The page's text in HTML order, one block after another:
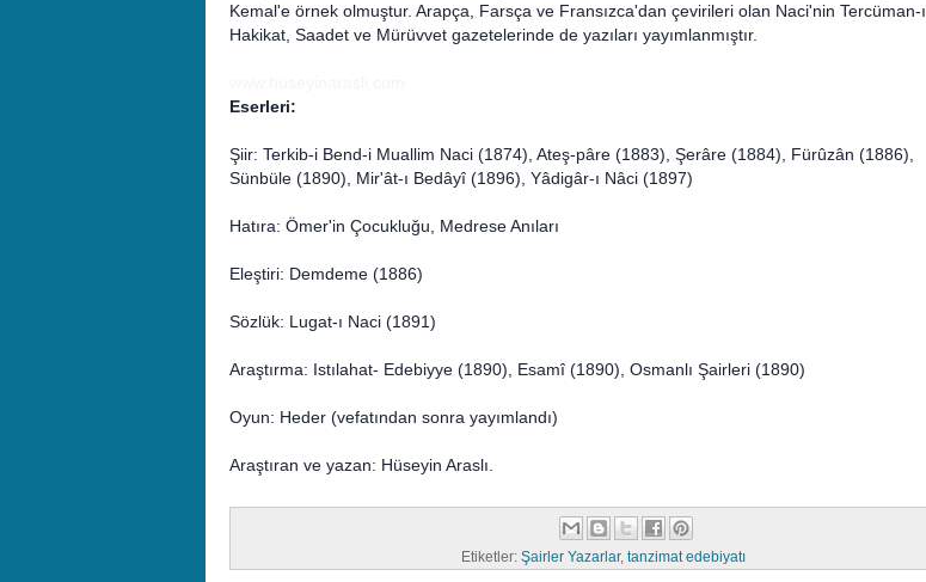
Kemal'e örnek olmuştur. Arapça, Farsça ve Fransızca'dan çevirileri olan Naci'nin Tercüman-ı
Hakikat, Saadet ve Mürüvvet gazetelerinde de yazıları yayımlanmıştır.
Eserleri:
Şiir: Terkib-i Bend-i Muallim Naci (1874), Ateş-pâre (1883), Şerâre (1884), Fürûzân (1886),
Sünbüle (1890), Mir'ât-ı Bedâyî (1896), Yâdigâr-ı Nâci (1897)
Hatıra: Ömer'in Çocukluğu, Medrese Anıları
Eleştiri: Demdeme (1886)
Sözlük: Lugat-ı Naci (1891)
Araştırma: Istılahat- Edebiyye (1890), Esamî (1890), Osmanlı Şairleri (1890)
Oyun: Heder (vefatından sonra yayımlandı)
Araştıran ve yazan: Hüseyin Araslı.
Etiketler: Şairler Yazarlar, tanzimat edebiyatı